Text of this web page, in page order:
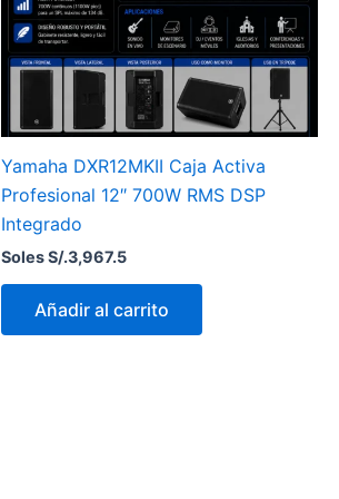
Yamaha DXR12MKII Caja Activa
Profesional 12″ 700W RMS DSP
Integrado
Soles S/.3,967.5
Añadir al carrito